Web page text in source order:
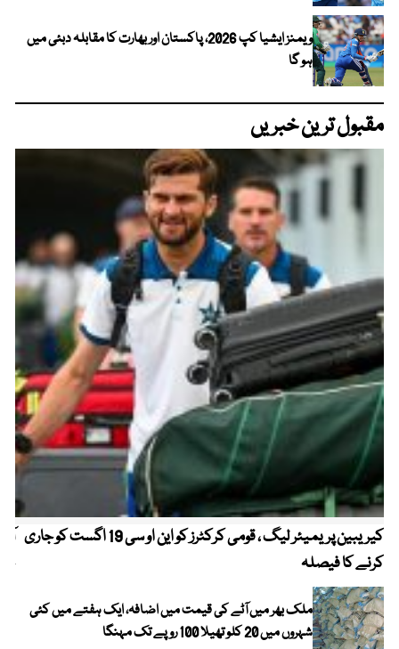
ویمنز ایشیا کپ 2026، پاکستان اور بھارت کا مقابلہ دبئی میں
ہو گا
مقبول ترین خبریں
کیریبین پریمیئر لیگ ، قومی کرکٹرز کو این او سی 19 اگست کو جاری
کرنے کا فیصلہ
ملک بھر میں آٹے کی قیمت میں اضافہ، ایک ہفتے میں کئی
شہروں میں 20 کلو تھیلا 100 روپے تک مہنگا